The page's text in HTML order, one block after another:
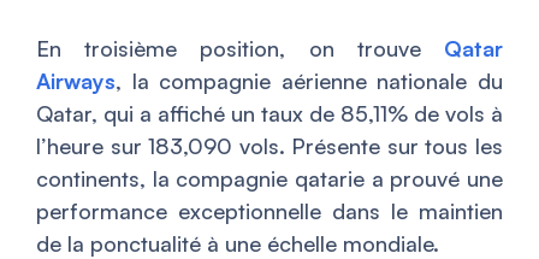
En troisième position, on trouve Qatar
Airways, la compagnie aérienne nationale du
Qatar, qui a affiché un taux de 85,11% de vols à
l’heure sur 183,090 vols. Présente sur tous les
continents, la compagnie qatarie a prouvé une
performance exceptionnelle dans le maintien
de la ponctualité à une échelle mondiale.